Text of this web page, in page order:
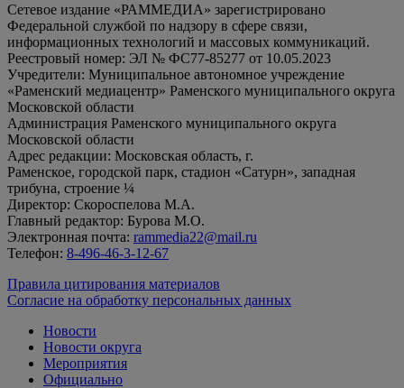
Сетевое издание «РАММЕДИА» зарегистрировано
Федеральной службой по надзору в сфере связи,
информационных технологий и массовых коммуникаций.
Реестровый номер: ЭЛ № ФС77-85277 от 10.05.2023
Учредители: Муниципальное автономное учреждение
«Раменский медиацентр» Раменского муниципального округа
Московской области
Администрация Раменского муниципального округа
Московской области
Адрес редакции: Московская область, г.
Раменское, городской парк, стадион «Сатурн», западная
трибуна, строение ¼
Директор: Скороспелова М.А.
Главный редактор: Бурова М.О.
Электронная почта: rammedia22@mail.ru
Телефон: 8-496-46-3-12-67
Правила цитирования материалов
Согласие на обработку персональных данных
Новости
Новости округа
Мероприятия
Официально